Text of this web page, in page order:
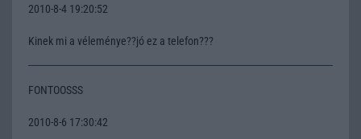
2010-8-4 19:20:52
Kinek mi a véleménye??jó ez a telefon???
FONTOOSSS
2010-8-6 17:30:42